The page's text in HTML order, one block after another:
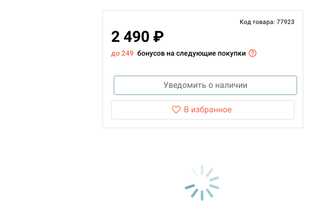
Код товара: 77923
2 490 ₽
до 249 бонусов на следующие покупки
Уведомить о наличии
В избранное